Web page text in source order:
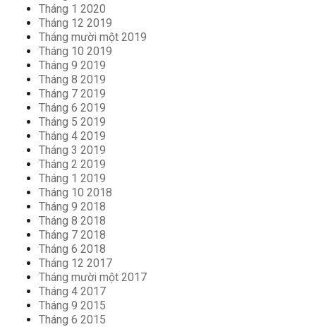
Tháng 1 2020
Tháng 12 2019
Tháng mười một 2019
Tháng 10 2019
Tháng 9 2019
Tháng 8 2019
Tháng 7 2019
Tháng 6 2019
Tháng 5 2019
Tháng 4 2019
Tháng 3 2019
Tháng 2 2019
Tháng 1 2019
Tháng 10 2018
Tháng 9 2018
Tháng 8 2018
Tháng 7 2018
Tháng 6 2018
Tháng 12 2017
Tháng mười một 2017
Tháng 4 2017
Tháng 9 2015
Tháng 6 2015